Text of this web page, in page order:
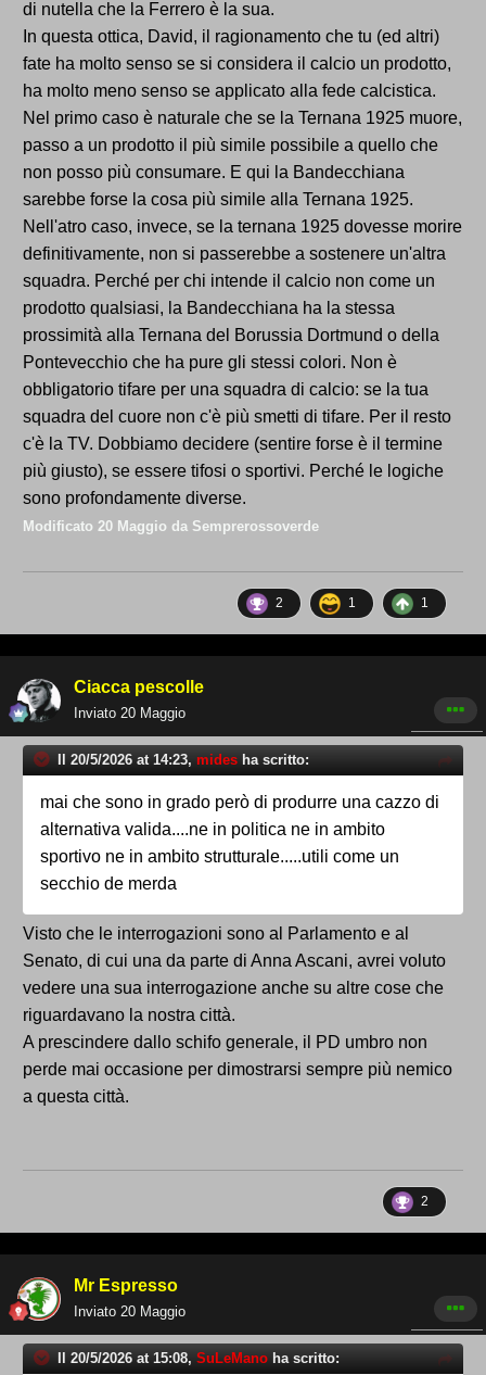
di nutella che la Ferrero è la sua.
In questa ottica, David, il ragionamento che tu (ed altri)
fate ha molto senso se si considera il calcio un prodotto,
ha molto meno senso se applicato alla fede calcistica.
Nel primo caso è naturale che se la Ternana 1925 muore,
passo a un prodotto il più simile possibile a quello che
non posso più consumare. E qui la Bandecchiana
sarebbe forse la cosa più simile alla Ternana 1925.
Nell'atro caso, invece, se la ternana 1925 dovesse morire
definitivamente, non si passerebbe a sostenere un'altra
squadra. Perché per chi intende il calcio non come un
prodotto qualsiasi, la Bandecchiana ha la stessa
prossimità alla Ternana del Borussia Dortmund o della
Pontevecchio che ha pure gli stessi colori. Non è
obbligatorio tifare per una squadra di calcio: se la tua
squadra del cuore non c'è più smetti di tifare. Per il resto
c'è la TV. Dobbiamo decidere (sentire forse è il termine
più giusto), se essere tifosi o sportivi. Perché le logiche
sono profondamente diverse.
Modificato 20 Maggio da Semprerossoverde
2 1 1
Ciacca pescolle
Inviato 20 Maggio
Il 20/5/2026 at 14:23, mides ha scritto:
mai che sono in grado però di produrre una cazzo di
alternativa valida....ne in politica ne in ambito
sportivo ne in ambito strutturale.....utili come un
secchio de merda
Visto che le interrogazioni sono al Parlamento e al
Senato, di cui una da parte di Anna Ascani, avrei voluto
vedere una sua interrogazione anche su altre cose che
riguardavano la nostra città.
A prescindere dallo schifo generale, il PD umbro non
perde mai occasione per dimostrarsi sempre più nemico
a questa città.
2
Mr Espresso
Inviato 20 Maggio
Il 20/5/2026 at 15:08, SuLeMano ha scritto: